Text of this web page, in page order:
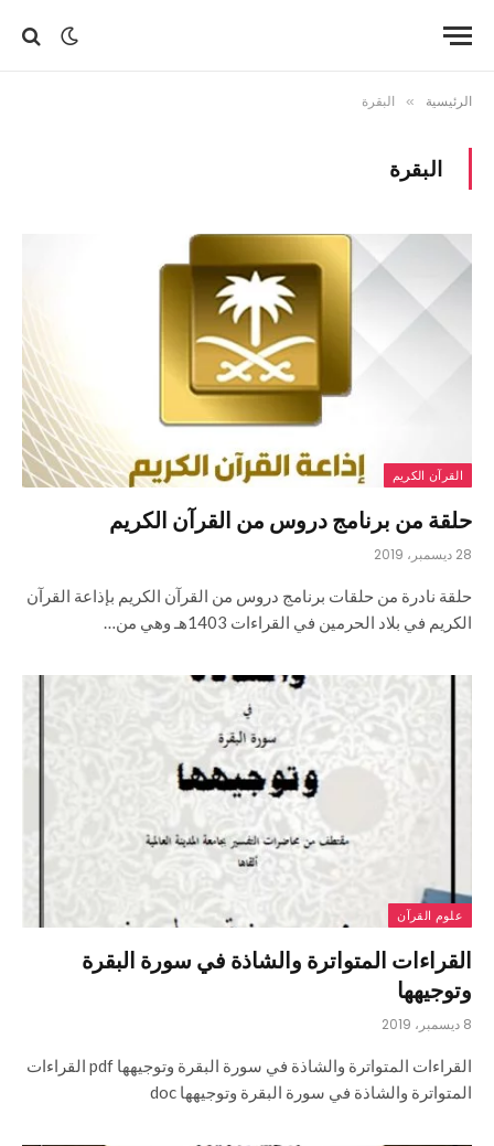
الرئيسية » البقرة
البقرة
القرآن الكريم
حلقة من برنامج دروس من القرآن الكريم
28 ديسمبر، 2019
حلقة نادرة من حلقات برنامج دروس من القرآن الكريم بإذاعة القرآن
الكريم في بلاد الحرمين في القراءات 1403هـ وهي من…
علوم القرآن
القراءات المتواترة والشاذة في سورة البقرة
وتوجيهها
8 ديسمبر، 2019
القراءات المتواترة والشاذة في سورة البقرة وتوجيهها pdf القراءات
المتواترة والشاذة في سورة البقرة وتوجيهها doc